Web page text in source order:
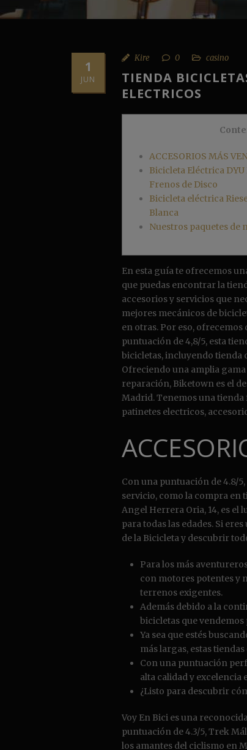
1
JUN
Kire 0 casino
TIENDA
ELECTRICOS
ACCESORIOS MÁS
Bicicleta Eléctrica
Frenos de Disco
Bicicleta eléctrica
Blanca
Nuestros paquetes de
En esta guía te ofrecemos
que puedas encontrar la
accesorios y servicios que
mejores mecánicos de
en otras. Por eso,
puntuación de 4,8/5, esta
bicicletas, incluyendo tienda
Ofreciendo una amplia
reparación, Biketown es el
Madrid. Tenemos una
patinetes electricos,
Con una puntuación de 4.8/
servicio, como la compra en
Angel Herrera Oria, 14, es el
para todas las edades. Si
de la Bicicleta y descubrir
Para los más
con motores potentes y
terrenos exigentes.
Además debido a la
bicicletas que vendemos
Ya sea que estés
más largas, estas
Con una puntuación
alta calidad y excelencia
¿Listo para descubrir
Voy En Bici es una
puntuación de 4.3/5, Trek
los amantes del ciclismo en